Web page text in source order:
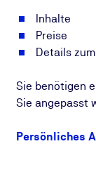
Inhalte
Preise
Details
Sie benötigen
Sie angepasst
Persönliches